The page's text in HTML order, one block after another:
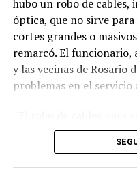
hubo un robo de cables,
óptica, que no sirve
cortes grandes o
remarcó. El funcionario,
y las vecinas de Rosario
problemas en el servicio
problemática creciente.
momento con el trabajo
Ministerio de Seguridad